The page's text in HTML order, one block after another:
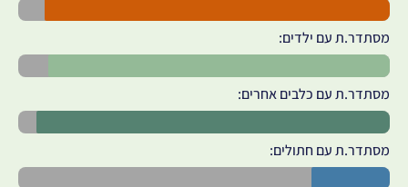
מסתדר.ת עם ילדים:
מסתדר.ת עם כלבים אחרים:
מסתדר.ת עם חתולים: